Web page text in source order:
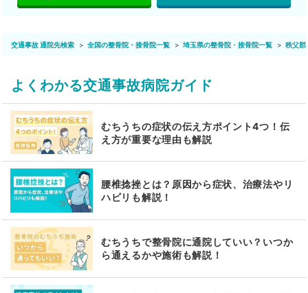
交通事故 通院先検索 全国の整骨院・接骨院一覧 埼玉県の整骨院・接骨院一覧 秩父郡
よくわかる交通事故病院ガイド
むちうちの症状の伝え方ポイント4つ！伝
え方が重要な理由も解説
腰椎捻挫とは？原因から症状、治療法やリ
ハビリも解説！
むちうちで整骨院に通院していい？いつか
ら通えるかや施術も解説！